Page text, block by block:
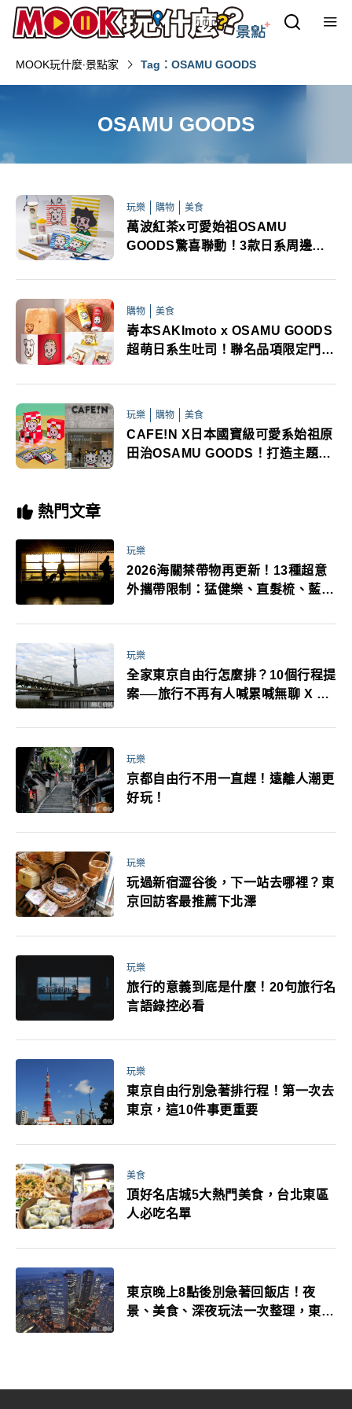
MOOK玩什麼‧景點家 Tag：OSAMU GOODS
OSAMU GOODS
玩樂 購物 美食
萬波紅茶x可愛始祖OSAMU
GOODS驚喜聯動！3款日系周邊限
購物 美食
㟢本SAKImoto x OSAMU GOODS
超萌日系生吐司！聯名品項限定門市
玩樂 購物 美食
CAFE!N X日本國寶級可愛系始祖原
田治OSAMU GOODS！打造主題門
熱門文章
玩樂
2026海關禁帶物再更新！13種超意
外攜帶限制：猛健樂、直髮梳、藍牙
萬！注意事項一次看！
玩樂
全家東京自由行怎麼排？10個行程提
案──旅行不再有人喊累喊無聊 X 爸
玩樂
京都自由行不用一直趕！遠離人潮更
好玩！
玩樂
玩過新宿澀谷後，下一站去哪裡？東
京回訪客最推薦下北澤
玩樂
旅行的意義到底是什麼！20句旅行名
言語錄控必看
玩樂
東京自由行別急著排行程！第一次去
東京，這10件事更重要
美食
頂好名店城5大熱門美食，台北東區
人必吃名單
東京晚上8點後別急著回飯店！夜
景、美食、深夜玩法一次整理，東京